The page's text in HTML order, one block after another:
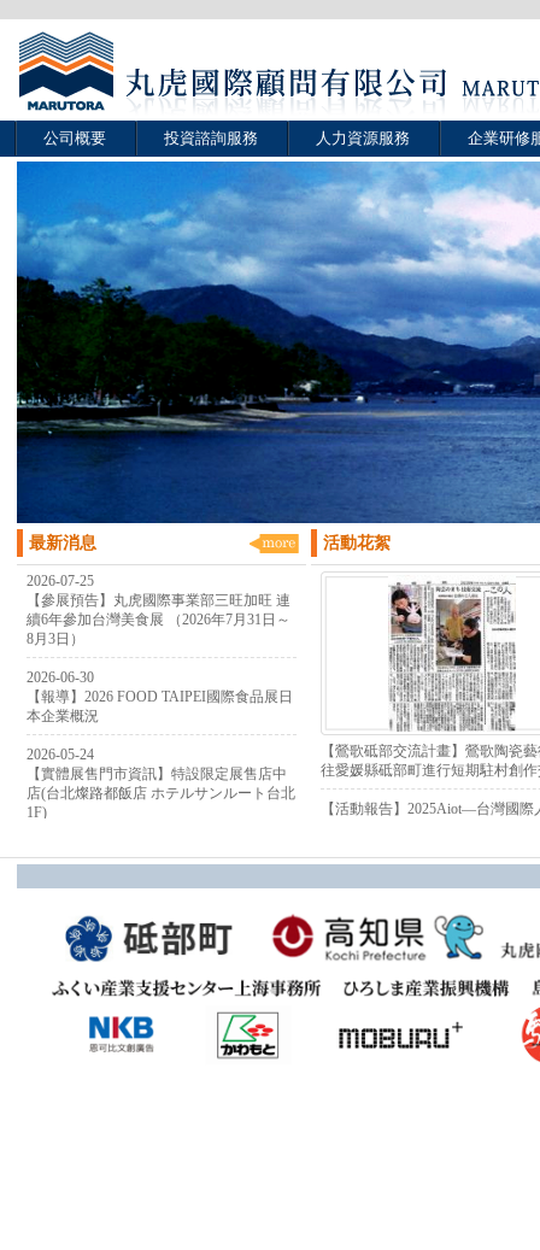
公司概要 投資諮詢服務 人力資源服務 企業研修
最新消息
2026-07-25
【參展預告】丸虎國際事業部三旺加旺 連
續6年參加台灣美食展 （2026年7月31日～
8月3日）
2026-06-30
【報導】2026 FOOD TAIPEI國際食品展日
本企業概況
2026-05-24
【實體展售門市資訊】特設限定展售店中
店(台北燦路都飯店 ホテルサンルート台北
1F)
回砥部燒祭(2026年4月18日～4月19日）
2026-04-23
【媒體報導】愛媛縣砥部町與新北市鶯歌
區 積極展開各項實質交流中
活動花絮
【鶯歌砥部交流計畫】鶯歌陶瓷
往愛媛縣砥部町進行短期駐村創
【活動報告】2025Aiot—台灣國際
【MOU簽署】丸虎國際顧問有限
媛縣砥部町簽屬合作備忘錄
【活動報告】高知縣YOSAKOI夜
「TACYON」受邀參加「東興圳
後詩篇」閉幕系列活動
【活動報告】高知縣夜來祭舞團
「TACYON」受邀參加 大葉高島
祭舞蹈表演」，推廣高知縣觀光